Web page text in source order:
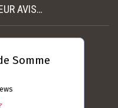
AVIS…
Somme
Camping de la Baie de